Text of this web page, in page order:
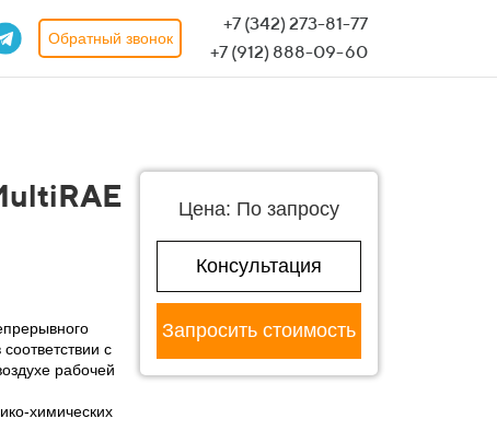
Обратный звонок
+7 (342) 273-81-77
+7 (912) 888-09-60
с
рабочей
химических
Цена: По запросу
Консультация
Запросить стоимость